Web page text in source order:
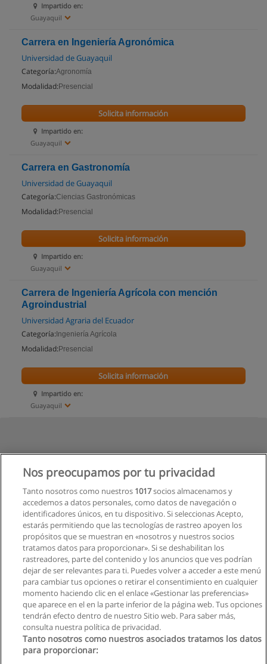
Impartido en:
Guayaquil
Carrera en Ingeniería Agronómica
Universidad de Guayaquil
Categoría:Agronomía
Modalidad: Presencial
Impartido en:
Guayaquil
Solicita información
Carrera en Gastronomía
Universidad de Guayaquil
Categoría:Ciencias Gastronómicas
Modalidad: Presencial
Impartido en:
Guayaquil
Solicita información
Carrera de Ingeniería Agrícola con mención
Agroindustrial
Universidad Agraria del Ecuador
Categoría: Ingeniería Agrícola
Modalidad: Presencial
Impartido en:
Guayaquil
Solicita información
Nos preocupamos por tu privacidad
Tanto nosotros como nuestros 1017socios almacenamos y
accedemos a datos personales, como datos de navegación o
identificadores únicos, en tu dispositivo. Si seleccionas Acepto,
estarás permitiendo que las tecnologías de rastreo apoyen los
propósitos que se muestran en «nosotros y nuestros socios
tratamos datos para proporcionar». Si se deshabilitan los
rastreadores, parte del contenido y los anuncios que ves podrían
dejar de ser relevantes para ti. Puedes volver a acceder a este menú
para cambiar tus opciones o retirar el consentimiento en cualquier
momento haciendo clic en el enlace «Gestionar las preferencias»
que aparece en el en la parte inferior de la página web. Tus opciones
tendrán efecto dentro de nuestro Sitio web. Para saber más,
consulta nuestra política de privacidad.
Tanto nosotros como nuestros asociados tratamos los datos
para proporcionar: